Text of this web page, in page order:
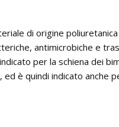
di origine
antimicrobiche e
per la schiena dei
ed è quindi indicato anche